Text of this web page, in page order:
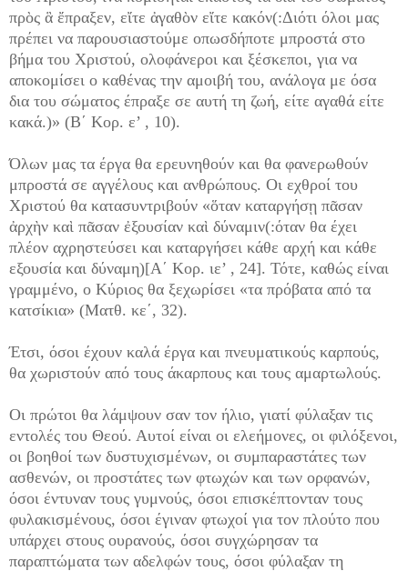
πρὸς ἃ ἔπραξεν, εἴτε ἀγαθὸν εἴτε κακόν(:Διότι όλοι μας
πρέπει να παρουσιαστούμε οπωσδήποτε μπροστά στο
βήμα του Χριστού, ολοφάνεροι και ξέσκεποι, για να
αποκομίσει ο καθένας την αμοιβή του, ανάλογα με όσα
δια του σώματος έπραξε σε αυτή τη ζωή, είτε αγαθά είτε
κακά.)» (Β΄ Κορ. ε’ , 10).
Όλων μας τα έργα θα ερευνηθούν και θα φανερωθούν
μπροστά σε αγγέλους και ανθρώπους. Οι εχθροί του
Χριστού θα κατασυντριβούν «ὅταν καταργήσῃ πᾶσαν
ἀρχὴν καὶ πᾶσαν ἐξουσίαν καὶ δύναμιν(:όταν θα έχει
πλέον αχρηστεύσει και καταργήσει κάθε αρχή και κάθε
εξουσία και δύναμη)[Α΄ Κορ. ιε’ , 24]. Τότε, καθώς είναι
γραμμένο, ο Κύριος θα ξεχωρίσει «τα πρόβατα από τα
κατσίκια» (Ματθ. κε΄, 32).
Έτσι, όσοι έχουν καλά έργα και πνευματικούς καρπούς,
θα χωριστούν από τους άκαρπους και τους αμαρτωλούς.
Οι πρώτοι θα λάμψουν σαν τον ήλιο, γιατί φύλαξαν τις
εντολές του Θεού. Αυτοί είναι οι ελεήμονες, οι φιλόξενοι,
οι βοηθοί των δυστυχισμένων, οι συμπαραστάτες των
ασθενών, οι προστάτες των φτωχών και των ορφανών,
όσοι έντυναν τους γυμνούς, όσοι επισκέπτονταν τους
φυλακισμένους, όσοι έγιναν φτωχοί για τον πλούτο που
υπάρχει στους ουρανούς, όσοι συγχώρησαν τα
παραπτώματα των αδελφών τους, όσοι φύλαξαν τη